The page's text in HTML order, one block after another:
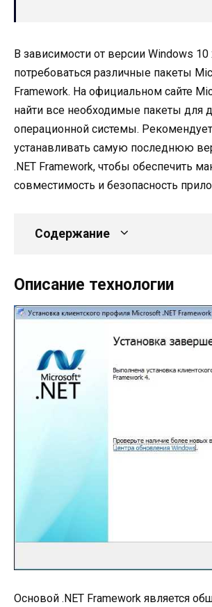
В зависимости от версии Windows 10
потребоваться различные пакеты
Framework. На официальном сайте
найти все необходимые пакеты для
операционной системы.
устанавливать самую последнюю
.NET Framework, чтобы обеспечить
совместимость и безопасность
Содержание
Описание технологии
Основой .NET Framework является